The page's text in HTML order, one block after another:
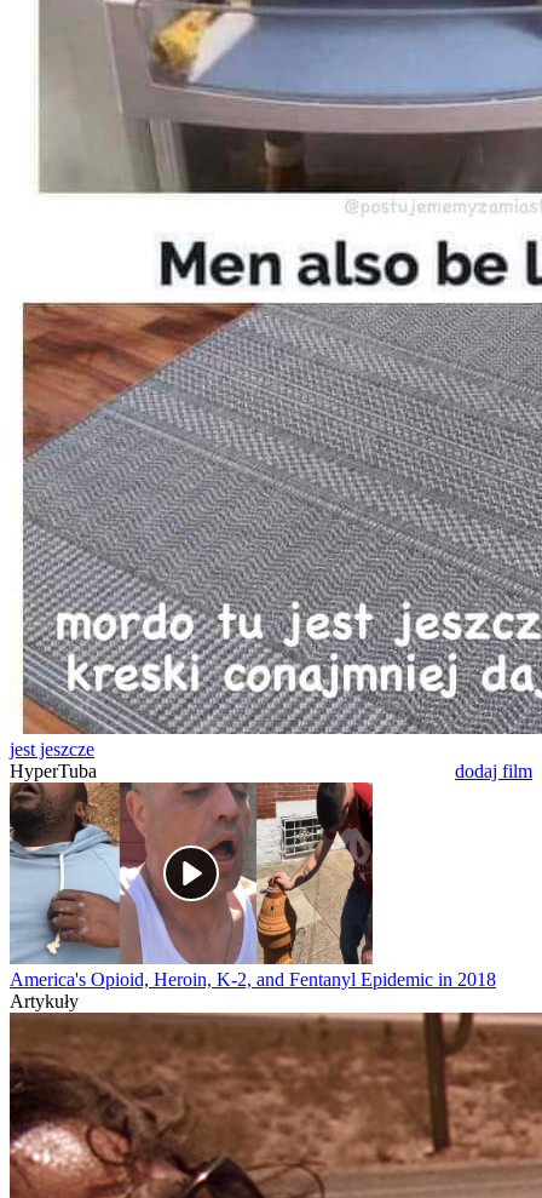
jest jeszcze
HyperTuba
dodaj film
America's Opioid, Heroin, K-2, and Fentanyl Epidemic in 2018
Artykuły